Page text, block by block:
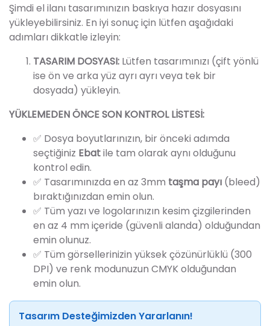
Şimdi el ilanı tasarımınızın baskıya hazır dosyasını
yükleyebilirsiniz. En iyi sonuç için lütfen aşağıdaki
adımları dikkatle izleyin:
TASARIM DOSYASI: Lütfen tasarımınızı (çift yönlü
ise ön ve arka yüz ayrı ayrı veya tek bir
dosyada) yükleyin.
YÜKLEMEDEN ÖNCE SON KONTROL LİSTESİ:
✅ Dosya boyutlarınızın, bir önceki adımda
seçtiğiniz Ebatile tam olarak aynı olduğunu
kontrol edin.
✅ Tasarımınızda en az 3mm taşma payı (bleed)
bıraktığınızdan emin olun.
✅ Tüm yazı ve logolarınızın kesim çizgilerinden
en az 4 mm içeride (güvenli alanda) olduğundan
emin olunuz.
✅ Tüm görsellerinizin yüksek çözünürlüklü (300
DPI) ve renk modunuzun CMYK olduğundan
emin olun.
Tasarım Desteğimizden Yararlanın!